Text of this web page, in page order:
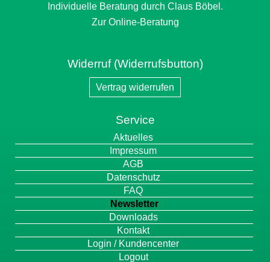
Individuelle Beratung durch Claus Böbel.
Zur Online-Beratung
Widerruf (Widerrufsbutton)
Vertrag widerrufen
Service
Navigation
überspringen
Aktuelles
Impressum
AGB
Datenschutz
FAQ
Newsletter
Downloads
Kontakt
Login / Kundencenter
Logout